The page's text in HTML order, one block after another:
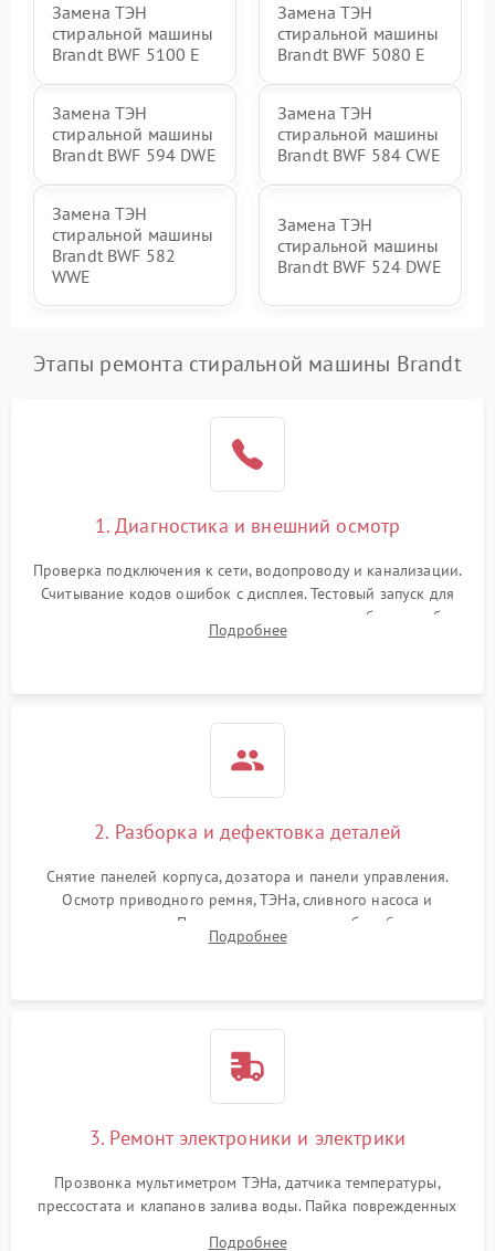
Замена ТЭН
стиральной машины
Brandt BWF 5100 E
Замена ТЭН
стиральной машины
Brandt BWF 5080 E
Замена ТЭН
стиральной машины
Brandt BWF 594 DWE
Замена ТЭН
стиральной машины
Brandt BWF 584 CWE
Замена ТЭН
стиральной машины
Brandt BWF 582
WWE
Замена ТЭН
стиральной машины
Brandt BWF 524 DWE
Этапы ремонта стиральной машины Brandt
1. Диагностика и внешний осмотр
Проверка подключения к сети, водопроводу и канализации.
Считывание кодов ошибок с дисплея. Тестовый запуск для
выявления посторонних шумов, протечек или сбоев в работе
электронного модуля управления.
Подробнее
2. Разборка и дефектовка деталей
Снятие панелей корпуса, дозатора и панели управления.
Осмотр приводного ремня, ТЭНа, сливного насоса и
амортизаторов. Проверка подшипников барабана и
крестовины на износ, а манжеты люка на разрывы.
Подробнее
3. Ремонт электроники и электрики
Прозвонка мультиметром ТЭНа, датчика температуры,
прессостата и клапанов залива воды. Пайка поврежденных
Подробнее